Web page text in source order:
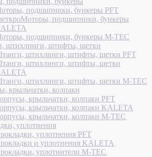
подшипники, бункеры PFT
подшипники, бункеры
подшипники, бункеры M-TEC
штихлинги, штифты, щетки
штихлинги, штифты, щетки PFT
штихлинги, штифты, щетки
штихлинги, штифты, щетки M-TEC
крыльчатки, колпаки
крыльчатки, колпаки PFT
крыльчатки, колпаки KALETA
крыльчатки, колпаки M-TEC
уплотнения
уплотнения PFT
и уплотнения KALETA
уплотнители M-TEC